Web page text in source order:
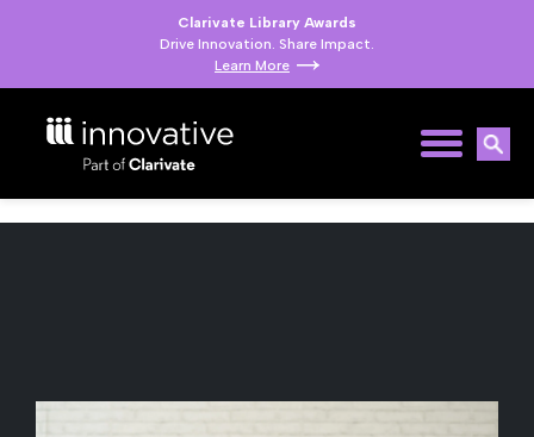
Clarivate Library Awards
Drive Innovation. Share Impact.
Learn More